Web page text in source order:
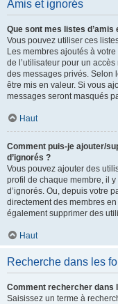
Amis et ignorés
Que sont mes listes d’amis
Vous pouvez utiliser ces
Les membres ajoutés à
de l’utilisateur pour un
des messages privés. Selon
être mis en valeur. Si vous
messages seront masqués
Haut
Comment puis-je ajouter/
d’ignorés ?
Vous pouvez ajouter des
profil de chaque membre, il y
d’ignorés. Ou, depuis votre
directement des membres
également supprimer des
Haut
Recherche dans les
Comment rechercher dans
Saisissez un terme à